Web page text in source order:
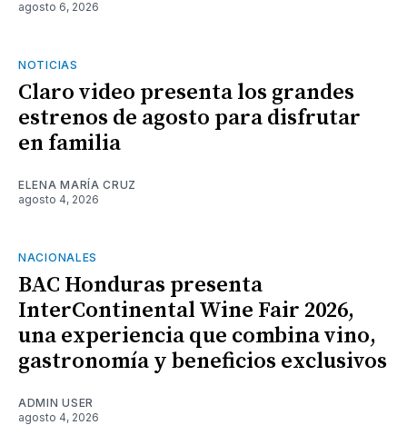
agosto 6, 2026
NOTICIAS
Claro video presenta los grandes
estrenos de agosto para disfrutar
en familia
ELENA MARÍA CRUZ
agosto 4, 2026
NACIONALES
BAC Honduras presenta
InterContinental Wine Fair 2026,
una experiencia que combina vino,
gastronomía y beneficios exclusivos
ADMIN USER
agosto 4, 2026